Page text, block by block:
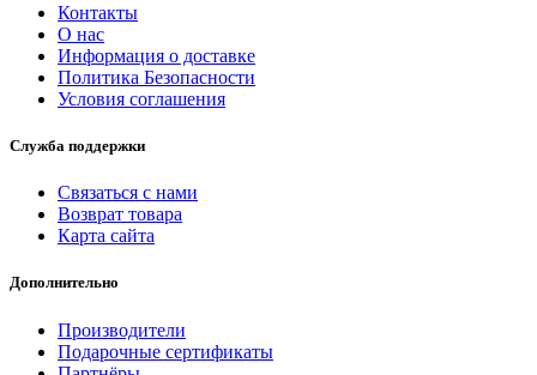
Контакты
О нас
Информация о доставке
Политика Безопасности
Условия соглашения
Служба поддержки
Связаться с нами
Возврат товара
Карта сайта
Дополнительно
Производители
Подарочные сертификаты